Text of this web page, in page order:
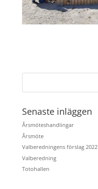
Senaste inläggen
Årsmöteshandlingar
Årsmöte
Valberedningens förslag 2022
Valberedning
Totohallen